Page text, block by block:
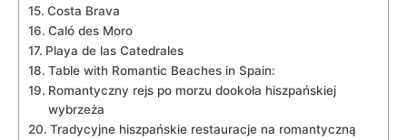
Costa Brava
Caló⁢ des Moro
Playa de las Catedrales
Table​ with Romantic Beaches in​ Spain:
Romantyczny ⁣rejs po ⁣morzu dookoła hiszpańskiej
wybrzeża
Tradycyjne hiszpańskie⁤ restauracje na ‍romantyczną